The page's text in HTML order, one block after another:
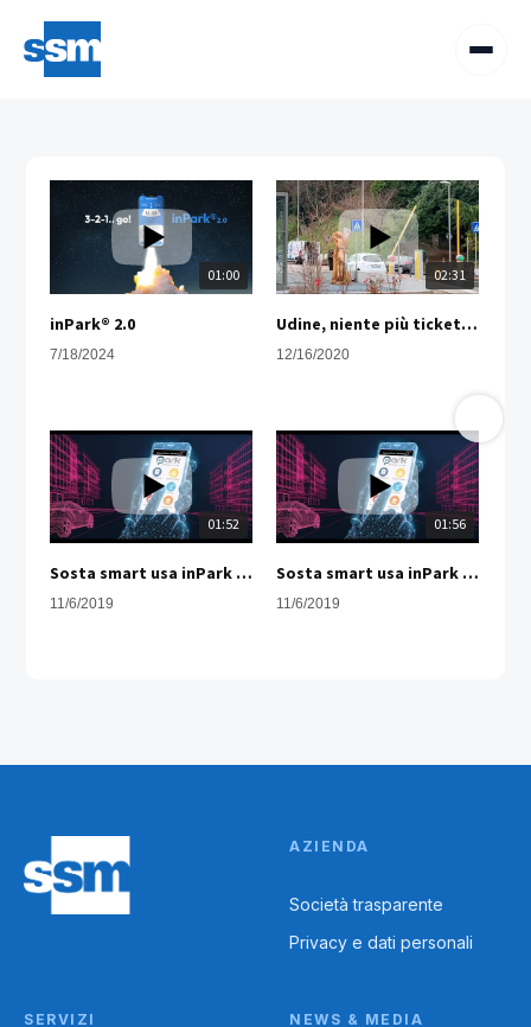
01:00
inPark® 2.0
7/18/2024
02:31
Udine, niente più ticket al parcheggio: ora c'è il nuovo servizio di riconoscimento delle targhe
12/16/2020
01:52
Sosta smart usa inPark - Sosta a raso | Ssm
11/6/2019
01:56
Sosta smart usa inPark | Sosta in Struttura | Ssm Udine.
11/6/2019
AZIENDA
Società trasparente
Privacy e dati personali
SERVIZI NEWS & MEDIA